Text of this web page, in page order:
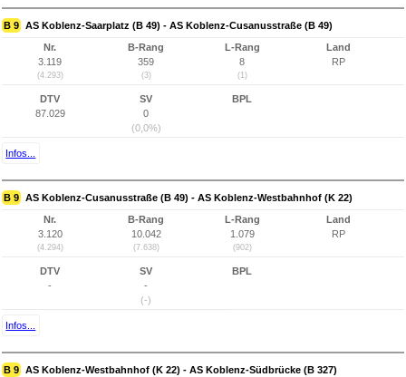
B 9 AS Koblenz-Saarplatz (B 49) - AS Koblenz-Cusanusstraße (B 49)
Nr.
3.119
(4.293)
B-Rang
359
(3)
L-Rang
8
(1)
Land
RP
DTV
87.029
SV
0
(0,0%)
BPL
Infos...
B 9 AS Koblenz-Cusanusstraße (B 49) - AS Koblenz-Westbahnhof (K 22)
Nr.
3.120
(4.294)
B-Rang
10.042
(7.638)
L-Rang
1.079
(902)
Land
RP
DTV
-
SV
-
(-)
BPL
Infos...
B 9 AS Koblenz-Westbahnhof (K 22) - AS Koblenz-Südbrücke (B 327)